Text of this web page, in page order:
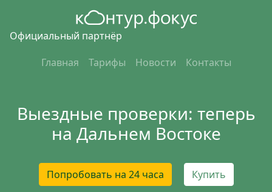
Официальный партнёр
Главная
Тарифы Новости Контакты
Выездные проверки: теперь
на Дальнем Востоке
Попробовать на 24 часа Купить